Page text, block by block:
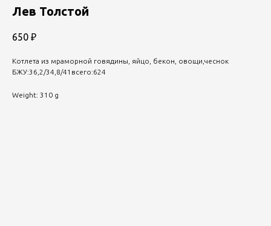
Лев Толстой
650 ₽
Котлета из мраморной говядины, яйцо, бекон, овощи,чеснок
БЖУ:36,2/34,8/41всего:624
Weight: 310 g